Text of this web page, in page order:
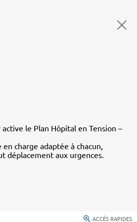
le Plan Hôpital en Tension –
charge adaptée à chacun,
déplacement aux urgences.
ACCÈS RAPIDES